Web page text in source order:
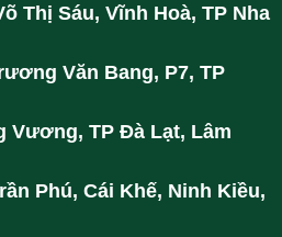
Thị Sáu, Vĩnh Hoà, TP Nha
Văn Bang, P7, TP
Vương, TP Đà Lạt, Lâm
Phú, Cái Khế, Ninh Kiều,